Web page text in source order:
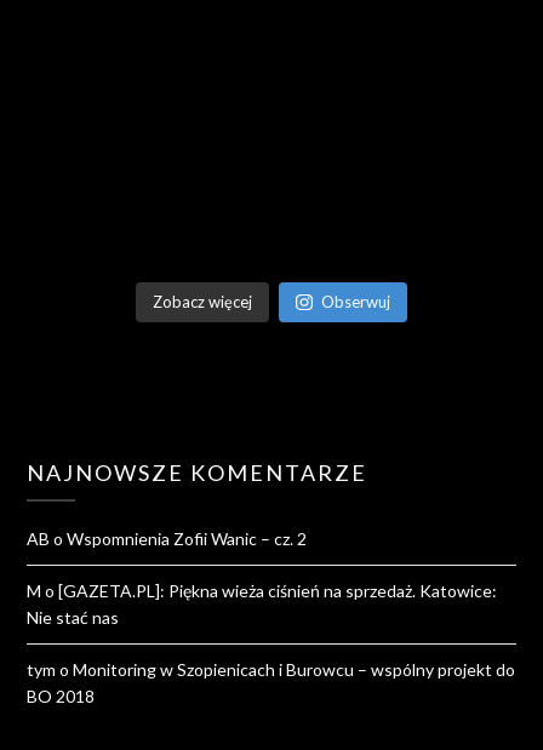
Zobacz więcej Obserwuj
NAJNOWSZE KOMENTARZE
AB oWspomnienia Zofii Wanic – cz. 2
M o [GAZETA.PL]: Piękna wieża ciśnień na sprzedaż. Katowice:
Nie stać nas
tym oMonitoring w Szopienicach i Burowcu – wspólny projekt do
BO 2018